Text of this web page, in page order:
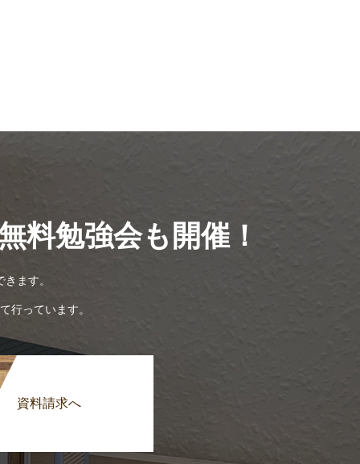
料勉強会も開催！
ます。
行っています。
資料請求へ